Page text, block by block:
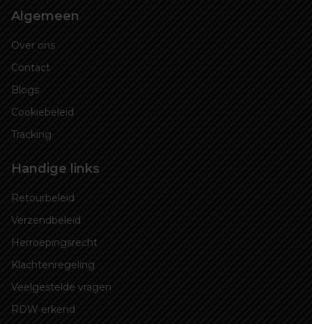
Algemeen
Over ons
Contact
Blogs
Cookiebeleid
Tracking
Handige links
Retourbeleid
Verzendbeleid
Herroepingsrecht
Klachtenregeling
Veelgestelde vragen
RDW erkend